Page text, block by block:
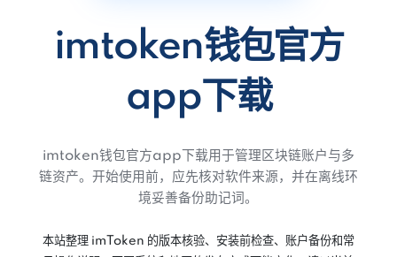
imtoken钱包官方
app下载
imtoken钱包官方app下载用于管理区块链账户与多
链资产。开始使用前，应先核对软件来源，并在离线环
境妥善备份助记词。
本站整理 imToken 的版本核验、安装前检查、账户备份和常